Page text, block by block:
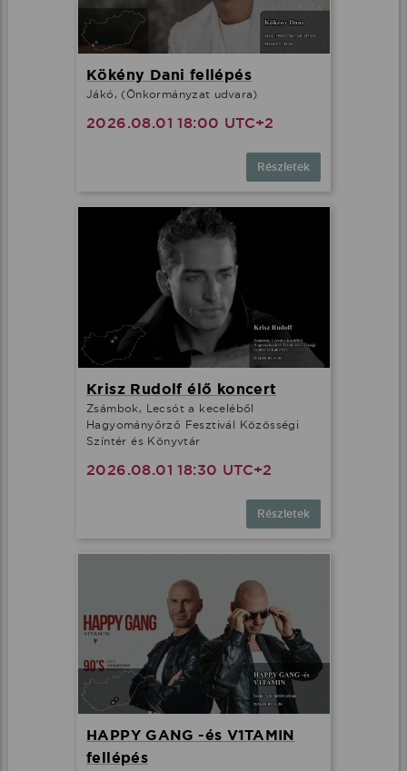
Kökény Dani fellépés
Jákó, (Önkormányzat udvara)
2026.08.01 18:00 UTC+2
Részletek
Krisz Rudolf élő koncert
Zsámbok, Lecsót a keceléből
Hagyományőrző Fesztivál Közösségi
Színtér és Könyvtár
2026.08.01 18:30 UTC+2
Részletek
HAPPY GANG -és V1TAMIN
fellépés